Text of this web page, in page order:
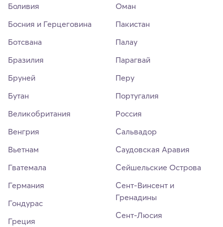
Боливия
Босния и Герцеговина
Ботсвана
Бразилия
Бруней
Бутан
Великобритания
Венгрия
Вьетнам
Гватемала
Германия
Гондурас
Греция
Оман
Пакистан
Палау
Парагвай
Перу
Португалия
Россия
Сальвадор
Саудовская Аравия
Сейшельские Острова
Сент-Винсент и
Гренадины
Сент-Люсия